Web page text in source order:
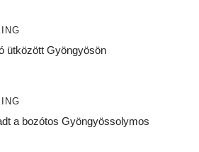
ütközött Gyöngyösön
a bozótos Gyöngyössolymos